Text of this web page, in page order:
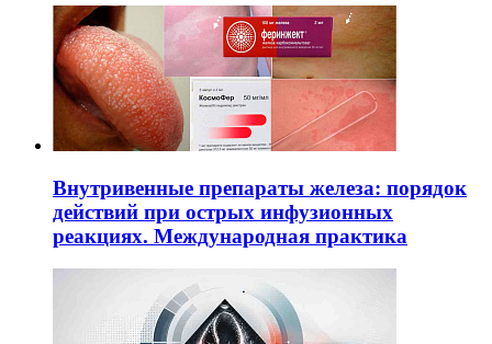
Внутривенные препараты железа: порядок
действий при острых инфузионных
реакциях. Международная практика